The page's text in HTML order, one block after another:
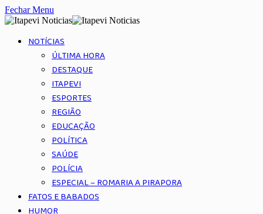
Fechar Menu
NOTÍCIAS
ÚLTIMA HORA
DESTAQUE
ITAPEVI
ESPORTES
REGIÃO
EDUCAÇÃO
POLÍTICA
SAÚDE
POLÍCIA
ESPECIAL – ROMARIA A PIRAPORA
FATOS E BABADOS
HUMOR